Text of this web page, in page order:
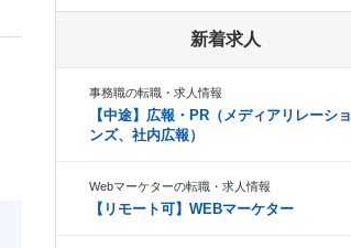
新着求人
事務職の転職・求人情報
【中途】広報・PR（メディアリレーショ
ンズ、社内広報）
Webマーケターの転職・求人情報
【リモート可】WEBマーケター